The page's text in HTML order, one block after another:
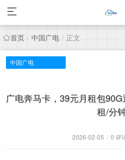
首页 / 中国广电 / 正文
中国广电
广电奔马卡，39元月租包
租/分
2026-02-05 / 0 评